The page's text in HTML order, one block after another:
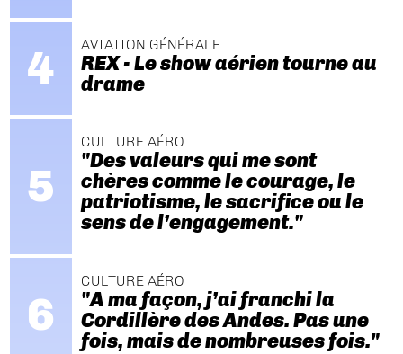
AVIATION GÉNÉRALE
REX - Le show aérien tourne au
drame
CULTURE AÉRO
"Des valeurs qui me sont
chères comme le courage, le
patriotisme, le sacrifice ou le
sens de l’engagement."
CULTURE AÉRO
"A ma façon, j’ai franchi la
Cordillère des Andes. Pas une
fois, mais de nombreuses fois."